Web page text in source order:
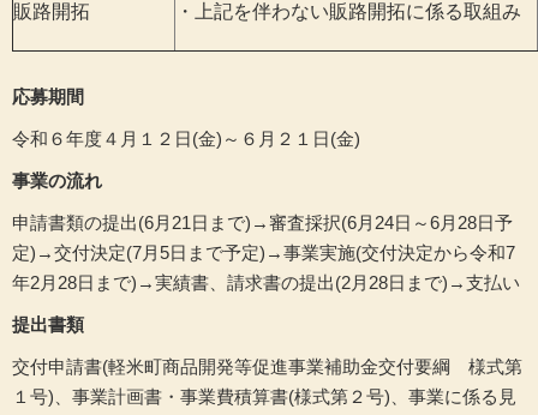
販路開拓 ・上記を伴わない販路開拓に係る取組み
応募期間
令和６年度４月１２日(金)～６月２１日(金)
事業の流れ
申請書類の提出(6月21日まで)→審査採択(6月24日～6月28日予
定)→交付決定(7月5日まで予定)→事業実施(交付決定から令和7
年2月28日まで)→実績書、請求書の提出(2月28日まで)→支払い
提出書類
交付申請書(軽米町商品開発等促進事業補助金交付要綱 様式第
１号)、事業計画書・事業費積算書(様式第２号)、事業に係る見